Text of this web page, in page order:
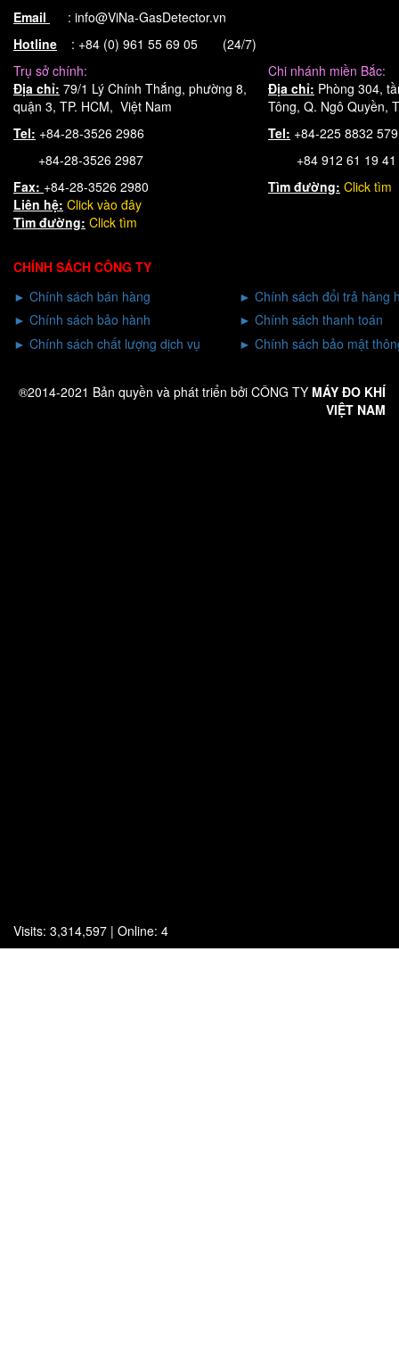
Email
: info@ViNa-GasDetector.vn
Hotline : +84 (0) 961 55 69 05 (24/7)
Trụ sở chính:
Chi nhánh miền Bắc:
Địa chỉ: 79/1 Lý Chính Thắng, phường 8,
quận 3, TP. HCM, Việt Nam
Địa chỉ: Phòng 304,
Tông, Q. Ngô Quyền,
Tel: +84-28-3526 2986
+84-28-3526 2987
Tel: +84-225 8832
+84 912 61 19 41
Fax: +84-28-3526 2980 Tìm đường: Click tìm
Liên hệ: Click vào đây
Tìm đường: Click tìm
CHÍNH SÁCH CÔNG TY
► Chính sách bán hàng ► Chính sách đổi trả hàng
► Chính sách bảo hành ► Chính sách thanh toán
► Chính sách chất lượng dịch vụ ► Chính sách bảo mật
®2014-2021 Bản quyền và phát triển bởi CÔNG TY MÁY ĐO KHÍ
VIỆT NAM
Visits: 3,314,597 | Online: 4